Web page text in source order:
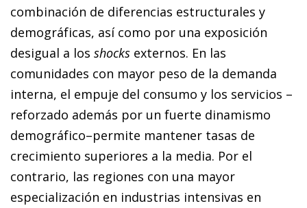
combinación de diferencias estructurales y
demográficas, así como por una exposición
desigual a los shocks externos. En las
comunidades con mayor peso de la demanda
interna, el empuje del consumo y los servicios –
reforzado además por un fuerte dinamismo
demográfico–permite mantener tasas de
crecimiento superiores a la media. Por el
contrario, las regiones con una mayor
especialización en industrias intensivas en